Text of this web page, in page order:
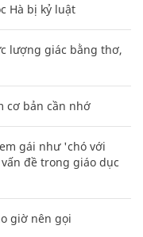
Hà bị kỷ luật
lượng giác bằng thơ,
cơ bản cần nhớ
gái như 'chó với
đề trong giáo dục
giờ nên gọi